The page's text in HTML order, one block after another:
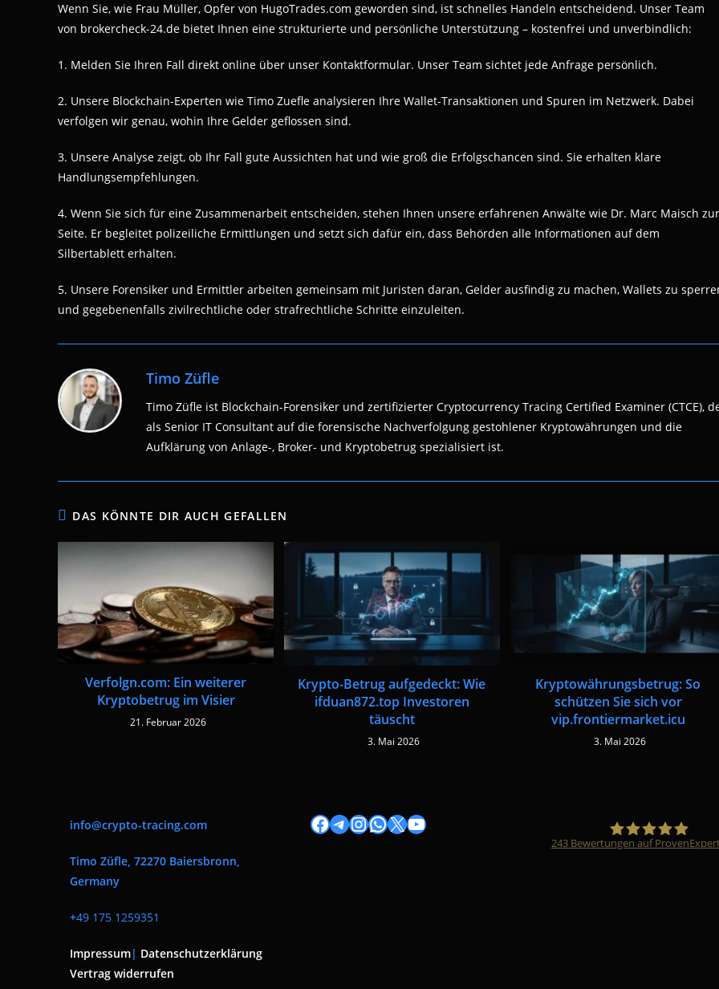
Wenn Sie, wie Frau Müller, Opfer von HugoTrades.com geworden sind, ist schnelles Handeln entscheidend. Unser Team
von brokercheck-24.de bietet Ihnen eine strukturierte und persönliche Unterstützung – kostenfrei und unverbindlich:
1. Melden Sie Ihren Fall direkt online über unser Kontaktformular. Unser Team sichtet jede Anfrage persönlich.
2. Unsere Blockchain-Experten wie Timo Zuefle analysieren Ihre Wallet-Transaktionen und Spuren im Netzwerk. Dabei
verfolgen wir genau, wohin Ihre Gelder geflossen sind.
3. Unsere Analyse zeigt, ob Ihr Fall gute Aussichten hat und wie groß die Erfolgschancen sind. Sie erhalten klare
Handlungsempfehlungen.
4. Wenn Sie sich für eine Zusammenarbeit entscheiden, stehen Ihnen unsere erfahrenen Anwälte wie Dr. Marc Maisch zur
Seite. Er begleitet polizeiliche Ermittlungen und setzt sich dafür ein, dass Behörden alle Informationen auf dem
Silbertablett erhalten.
5. Unsere Forensiker und Ermittler arbeiten gemeinsam mit Juristen daran, Gelder ausfindig zu machen, Wallets zu
und gegebenenfalls zivilrechtliche oder strafrechtliche Schritte einzuleiten.
Timo Züfle
Timo Züfle ist Blockchain-Forensiker und zertifizierter Cryptocurrency Tracing Certified Examiner (CTCE),
als Senior IT Consultant auf die forensische Nachverfolgung gestohlener Kryptowährungen und die
Aufklärung von Anlage-, Broker- und Kryptobetrug spezialisiert ist.
DAS KÖNNTE DIR AUCH GEFALLEN
Verfolgn.com: Ein weiterer
Kryptobetrug im Visier
21. Februar 2026
Krypto-Betrug aufgedeckt: Wie
ifduan872.top Investoren
täuscht
3. Mai 2026
Kryptowährungsbetrug: So
schützen Sie sich vor
vip.frontiermarket.icu
3. Mai 2026
info@crypto-tracing.com
Timo Züfle, 72270 Baiersbronn,
Germany
+49 175 1259351
Impressum| Datenschutzerklärung
Vertrag widerrufen
Facebook
Telegram
Instagram
WhatsApp
X YouTube
243 Bewertungen auf